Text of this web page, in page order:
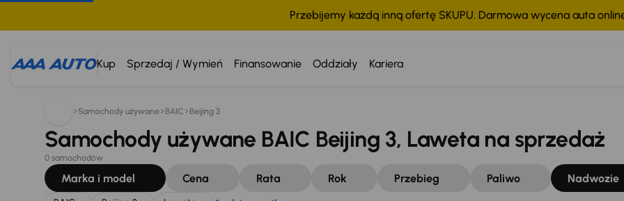
Przebijemy każdą inną ofertę SKUPU. Darmowa wycena auta
Kup Sprzedaj / Wymień Finansowanie Oddziały Kariera
Szukam: Anuluj wszystko
Samochody używane BAIC Beijing 3
Samochody używane BAIC Beijing 3, Laweta na sprzedaż
0 samochodów
Marka i model Cena Rata Rok Przebieg Paliwo Nadwozie